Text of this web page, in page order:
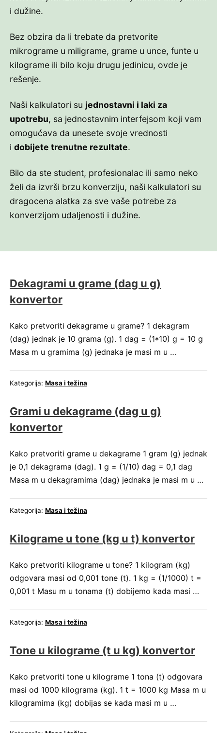
i dužine.
Bez obzira da li trebate da pretvorite
mikrograme u miligrame, grame u unce, funte u
kilograme ili bilo koju drugu jedinicu, ovde je
rešenje.
Naši kalkulatori su jednostavni i laki za
upotrebu, sa jednostavnim interfejsom koji vam
omogućava da unesete svoje vrednosti
i dobijete trenutne rezultate.
Bilo da ste student, profesionalac ili samo neko
želi da izvrši brzu konverziju, naši kalkulatori su
dragocena alatka za sve vaše potrebe za
konverzijom udaljenosti i dužine.
Dekagrami u grame (dag u g)
konvertor
Kako pretvoriti dekagrame u grame? 1 dekagram
(dag) jednak je 10 grama (g). 1 dag = (1*10) g = 10 g
Masa m u gramima (g) jednaka je masi m u …
Kategorija: Masa i težina
Grami u dekagrame (dag u g)
konvertor
Kako pretvoriti grame u dekagrame 1 gram (g) jednak
je 0,1 dekagrama (dag). 1 g = (1/10) dag = 0,1 dag
Masa m u dekagramima (dag) jednaka je masi m u …
Kategorija: Masa i težina
Kilograme u tone (kg u t) konvertor
Kako pretvoriti kilograme u tone? 1 kilogram (kg)
odgovara masi od 0,001 tone (t). 1 kg = (1/1000) t =
0,001 t Masu m u tonama (t) dobijemo kada masi …
Kategorija: Masa i težina
Tone u kilograme (t u kg) konvertor
Kako pretvoriti tone u kilograme 1 tona (t) odgovara
masi od 1000 kilograma (kg). 1 t = 1000 kg Masa m u
kilogramima (kg) dobijas se kada masi m u …